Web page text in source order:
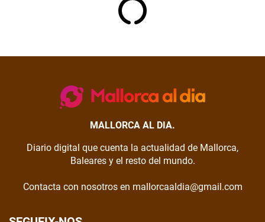
MALLORCA AL DIA.
Diario digital que cuenta la actualidad de Mallorca,
Baleares y el resto del mundo.
Contacta con nosotros en mallorcaaldia@gmail.com